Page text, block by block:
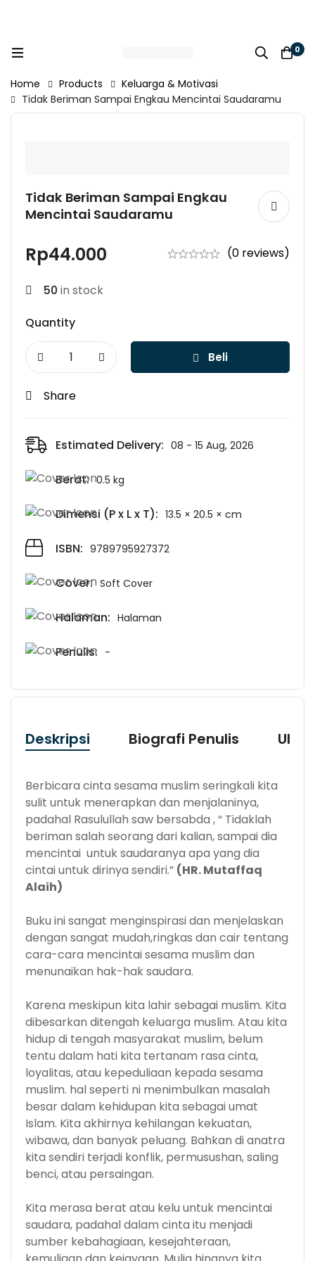
0
Home Products
Keluarga & Motivasi
Tidak Beriman Sampai Engkau Mencintai Saudaramu
Tidak Beriman Sampai Engkau
Mencintai Saudaramu
Rp44.000 (0 reviews)
50 in stock
Quantity
Beli
Share
Estimated Delivery: 08 - 15 Aug, 2026
Berat: 0.5 kg
Dimensi (P x L x T): 13.5 × 20.5 × cm
ISBN: 9789795927372
Cover: Soft Cover
Halaman: Halaman
Penulis: -
Deskripsi Biografi Penulis
Berbicara cinta sesama muslim seringkali kita
sulit untuk menerapkan dan menjalaninya,
padahal Rasulullah saw bersabda , “ Tidaklah
beriman salah seorang dari kalian, sampai dia
mencintai untuk saudaranya apa yang dia
cintai untuk dirinya sendiri.” (HR. Mutaffaq
Alaih)
Buku ini sangat menginspirasi dan menjelaskan
dengan sangat mudah,ringkas dan cair tentang
cara-cara mencintai sesama muslim dan
menunaikan hak-hak saudara.
Karena meskipun kita lahir sebagai muslim. Kita
dibesarkan ditengah keluarga muslim. Atau kita
hidup di tengah masyarakat muslim, belum
tentu dalam hati kita tertanam rasa cinta,
loyalitas, atau kepeduliaan kepada sesama
muslim. hal seperti ni menimbulkan masalah
besar dalam kehidupan kita sebagai umat
Islam. Kita akhirnya kehilangan kekuatan,
wibawa, dan banyak peluang. Bahkan di anatra
kita sendiri terjadi konflik, permusushan, saling
benci, atau persaingan.
Kita merasa berat atau kelu untuk mencintai
saudara, padahal dalam cinta itu menjadi
sumber kebahagiaan, kesejahteraan,